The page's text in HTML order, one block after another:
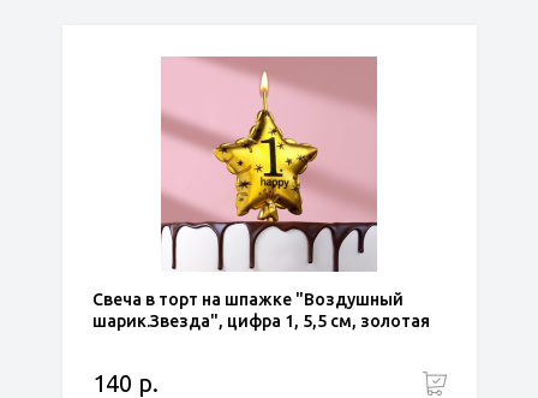
Свеча в торт на шпажке "Воздушный
шарик.Звезда", цифра 1, 5,5 см, золотая
140 р.